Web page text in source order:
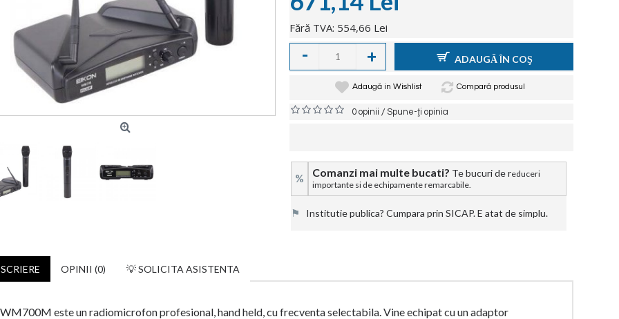
Fără TVA: 554,66 Lei
- + ADAUGĂ ÎN COŞ
Adaugă in Wishlist Compară produsul
0 opinii /Spune-ţi opinia
% Comanzi mai multe bucati? Te bucuri de reduceri
importante si de echipamente remarcabile.
⚑ Institutie publica? Cumpara prin SICAP. E atat de simplu.
OPINII (0) 💡 SOLICITA ASISTENTA
WM700M este un radiomicrofon profesional, hand held, cu frecventa selectabila. Vine echipat cu un adaptor